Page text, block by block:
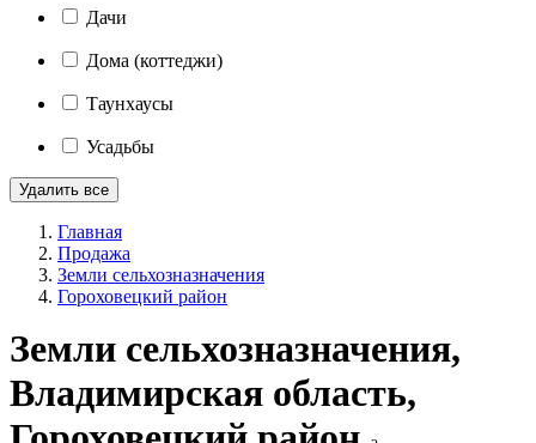
Дачи
Дома (коттеджи)
Таунхаусы
Усадьбы
Удалить все
Главная
Продажа
Земли сельхозназначения
Гороховецкий район
Земли сельхозназначения,
Владимирская область,